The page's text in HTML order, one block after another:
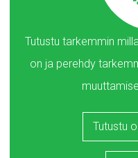
Tutustu tarkemmin
on ja perehdy
Tutustu